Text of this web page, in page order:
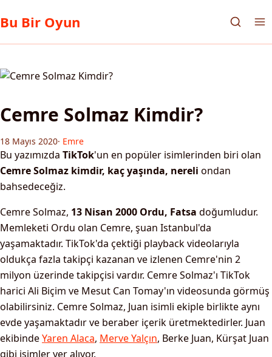
Bu Bir Oyun
Cemre Solmaz Kimdir?
18 Mayıs 2020· Emre
Bu yazımızda TikTok'un en popüler isimlerinden biri olan
Cemre Solmaz kimdir, kaç yaşında, nereli ondan
bahsedeceğiz.
Cemre Solmaz, 13 Nisan 2000 Ordu, Fatsa doğumludur.
Memleketi Ordu olan Cemre, şuan Istanbul'da
yaşamaktadır. TikTok'da çektiği playback videolarıyla
oldukça fazla takipçi kazanan ve izlenen Cemre'nin 2
milyon üzerinde takipçisi vardır. Cemre Solmaz'ı TikTok
harici Ali Biçim ve Mesut Can Tomay'ın videosunda görmüş
olabilirsiniz. Cemre Solmaz, Juan isimli ekiple birlikte aynı
evde yaşamaktadır ve beraber içerik üretmektedirler. Juan
ekibindeYaren Alaca, Merve Yalçın, Berke Juan, Kürşat Juan
gibi isimler yer alıyor.